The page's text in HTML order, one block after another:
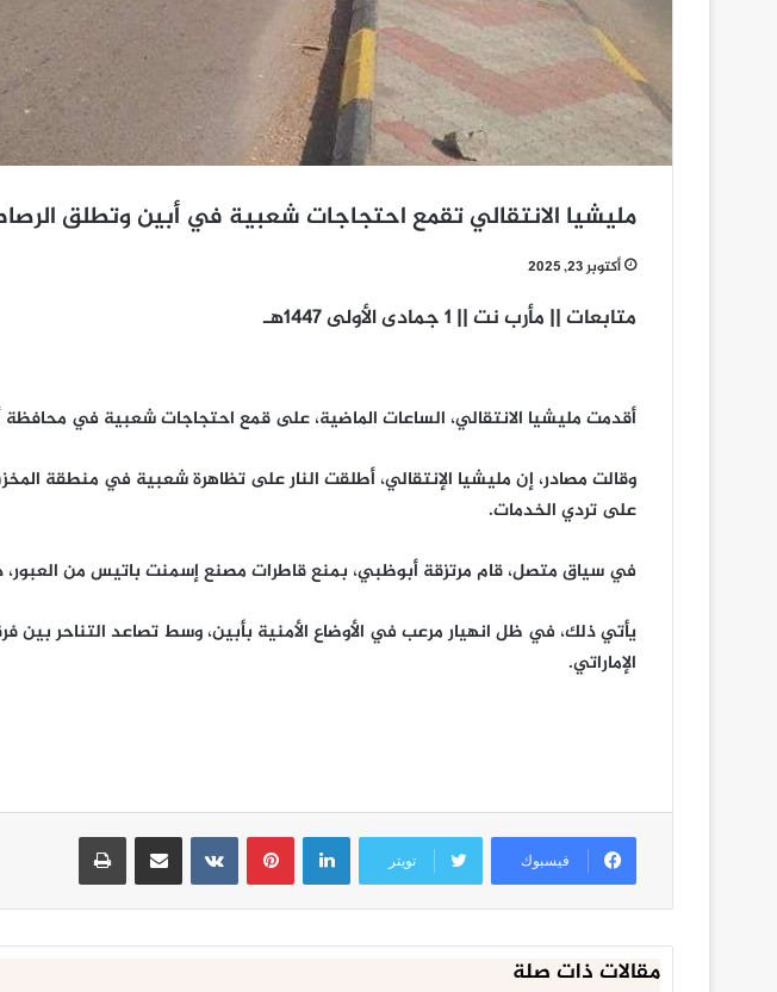
مليشيا الانتقالي تقمع احتجاجات شعبية في أبين وتطلق
أكتوبر 23, 2025
متابعات || مأرب نت || 1 جمادى الأولى 1447هـ
أقدمت مليشيا الانتقالي، الساعات الماضية، على قمع احتجاجات شعبية في محافظة
وقالت مصادر، إن مليشيا الإنتقالي، أطلقت النار على تظاهرة شعبية في منطقة
على تردي الخدمات.
في سياق متصل، قام مرتزقة أبوظبي، بمنع قاطرات مصنع إسمنت باتيس من العبور،
يأتي ذلك، في ظل انهيار مرعب في الأوضاع الأمنية بأبين، وسط تصاعد التناحر بين
الإماراتي.
فيسبوك تويتر
لينكدإنبينتيريست مشاركة عبر البريد طباعة
مقالات ذات صلة